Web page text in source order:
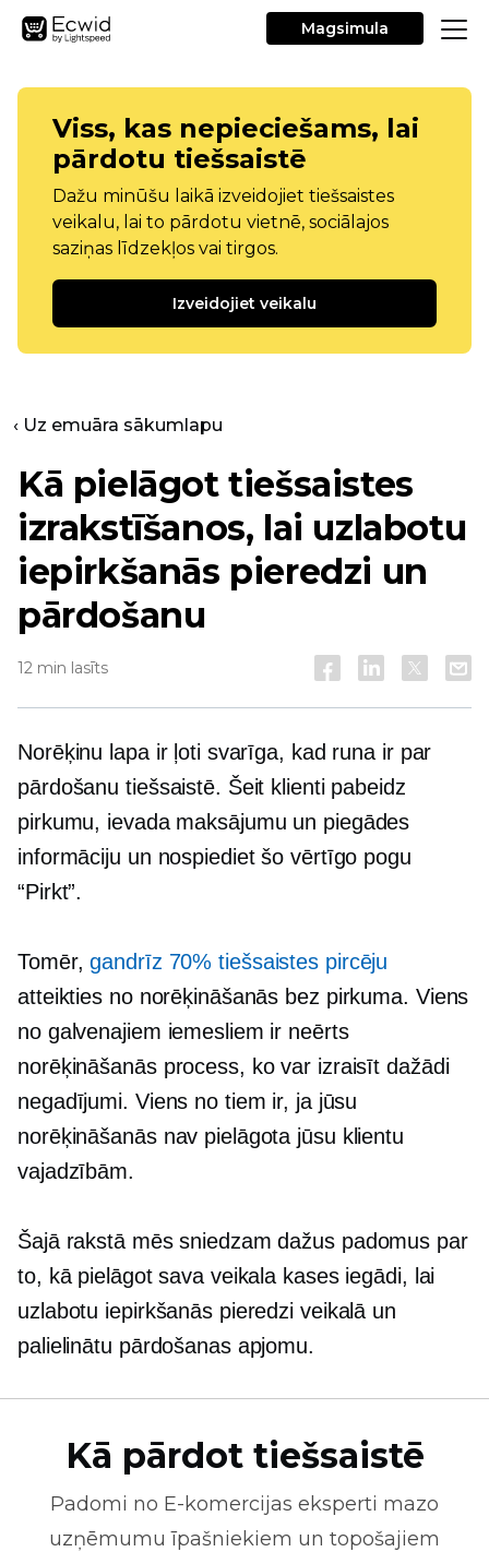
Magsimula
Viss, kas nepieciešams, lai
pārdotu tiešsaistē
Dažu minūšu laikā izveidojiet tiešsaistes
veikalu, lai to pārdotu vietnē, sociālajos
saziņas līdzekļos vai tirgos.
Izveidojiet veikalu
‹ Uz emuāra sākumlapu
Kā pielāgot tiešsaistes
izrakstīšanos, lai uzlabotu
iepirkšanās pieredzi un
pārdošanu
12 min lasīts
Norēķinu lapa ir ļoti svarīga, kad runa ir par
pārdošanu tiešsaistē. Šeit klienti pabeidz
pirkumu, ievada maksājumu un piegādes
informāciju un nospiediet šo vērtīgo pogu
“Pirkt”.
Tomēr,gandrīz 70% tiešsaistes pircēju
atteikties no norēķināšanās bez pirkuma. Viens
no galvenajiem iemesliem ir neērts
norēķināšanās process, ko var izraisīt dažādi
negadījumi. Viens no tiem ir, ja jūsu
norēķināšanās nav pielāgota jūsu klientu
vajadzībām.
Šajā rakstā mēs sniedzam dažus padomus par
to, kā pielāgot sava veikala kases iegādi, lai
uzlabotu iepirkšanās pieredzi veikalā un
palielinātu pārdošanas apjomu.
Kā pārdot tiešsaistē
Padomi no E-komercijas eksperti mazo
uzņēmumu īpašniekiem un topošajiem